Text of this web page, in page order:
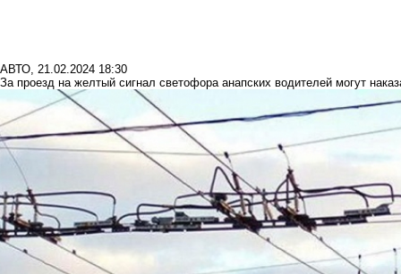
АВТО, 21.02.2024 18:30
За проезд на желтый сигнал светофора анапских водителей могут